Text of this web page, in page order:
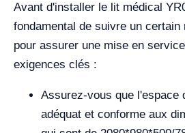
Avant d'installer le lit médical
fondamental de suivre un certain
pour assurer une mise en
exigences clés :
Assurez-vous que l'espace
adéquat et conforme aux